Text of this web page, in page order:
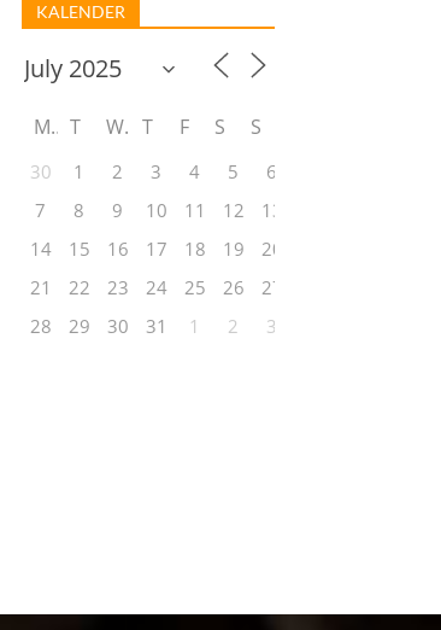
KALENDER
M T W T F S S
30 1 2 3 4 5
6
7
8 9 10 11 12
13
14
15 16 17 18 19
20
21
22 23 24 25 26
27
28
29 30 31 1 2 3